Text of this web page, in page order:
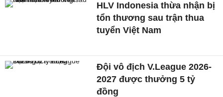
HLV Indonesia thừa nhận bị
tổn thương sau trận thua
tuyển Việt Nam
Đội vô địch V.League 2026-
2027 được thưởng 5 tỷ
đồng